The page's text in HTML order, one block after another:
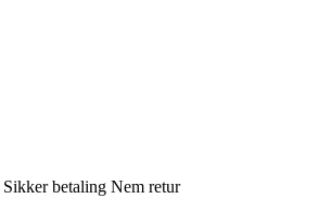
Sikker betaling Nem retur